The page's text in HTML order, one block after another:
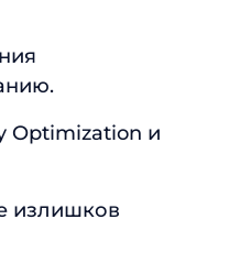
Optimization и
излишков